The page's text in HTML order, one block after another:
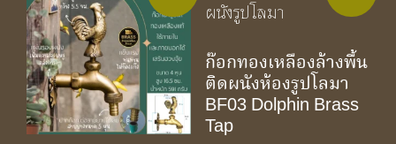
ก๊อกทองเหลืองล้างพื้น
ติดผนังห้องรูปโลมา
BF03 Dolphin Brass
Tap